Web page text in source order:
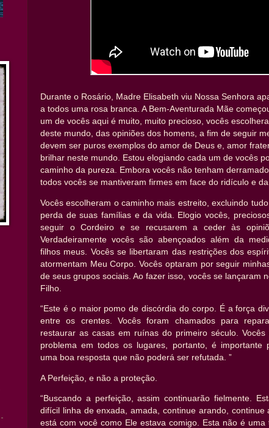
Durante o Rosário, Madre Elisabeth viu Nossa Senhora
a todos uma rosa branca. A Bem-Aventurada Mãe
um de vocês aqui é muito, muito precioso, vocês
deste mundo, das opiniões dos homens, a fim de seguir
devem ser puros exemplos do amor de Deus e, amor
brilhar neste mundo. Estou elogiando cada um de vocês
caminho da pureza. Embora vocês não tenham
todos vocês se mantiveram firmes em face do ridículo e
Vocês escolheram o caminho mais estreito, excluindo
perda de suas famílias e da vida. Elogio vocês,
seguir o Cordeiro e se recusarem a ceder às
Verdadeiramente vocês são abençoados além da
filhos meus. Vocês se libertaram das restrições dos
atormentam Meu Corpo. Vocês optaram por seguir
de seus grupos sociais. Ao fazer isso, vocês se lançaram
Filho.
“Este é o maior pomo de discórdia do corpo. É a força
entre os crentes. Vocês foram chamados para
restaurar as casas em ruínas do primeiro século. Vocês
problema em todos os lugares, portanto, é importante
uma boa resposta que não poderá ser refutada. ”
A Perfeição, e não a proteção.
“Buscando a perfeição, assim continuarão fielmente.
difícil linha de enxada, amada, continue arando, continue
está com você como Ele estava comigo. Esta não é